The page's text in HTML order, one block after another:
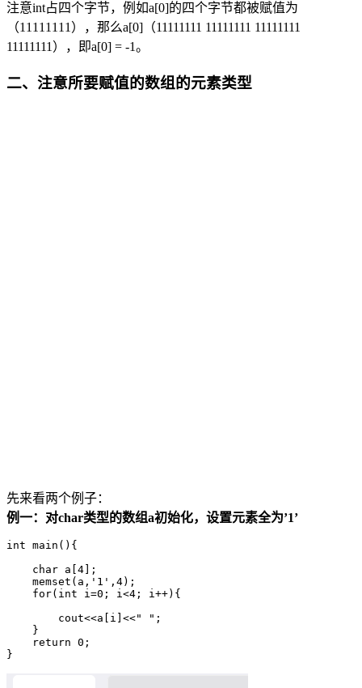
注意int占四个字节，例如a[0]的四个字节都被赋值为
（11111111），那么a[0]（11111111 11111111 11111111
11111111），即a[0] = -1。
二、注意所要赋值的数组的元素类型
先来看两个例子：
例一：对char类型的数组a初始化，设置元素全为’1’
int main(){
    char a[4];
    memset(a,'1',4);
    for(int i=0; i<4; i++){
        cout<<a[i]<<" ";
    }
    return 0;